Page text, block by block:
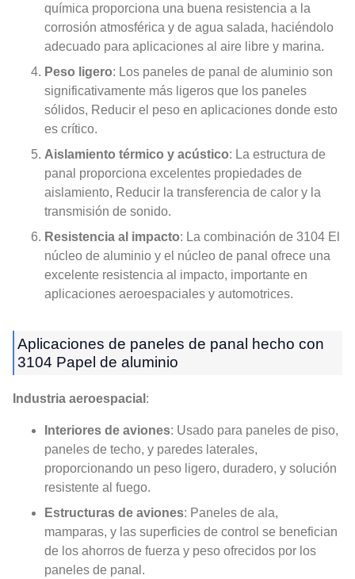
química proporciona una buena resistencia a la
corrosión atmosférica y de agua salada, haciéndolo
adecuado para aplicaciones al aire libre y marina.
Peso ligero: Los paneles de panal de aluminio son
significativamente más ligeros que los paneles
sólidos, Reducir el peso en aplicaciones donde esto
es crítico.
Aislamiento térmico y acústico: La estructura de
panal proporciona excelentes propiedades de
aislamiento, Reducir la transferencia de calor y la
transmisión de sonido.
Resistencia al impacto: La combinación de 3104 El
núcleo de aluminio y el núcleo de panal ofrece una
excelente resistencia al impacto, importante en
aplicaciones aeroespaciales y automotrices.
Aplicaciones de paneles de panal hecho con
3104 Papel de aluminio
Industria aeroespacial :
Interiores de aviones: Usado para paneles de piso,
paneles de techo, y paredes laterales,
proporcionando un peso ligero, duradero, y solución
resistente al fuego.
Estructuras de aviones: Paneles de ala,
mamparas, y las superficies de control se benefician
de los ahorros de fuerza y ​​peso ofrecidos por los
paneles de panal.